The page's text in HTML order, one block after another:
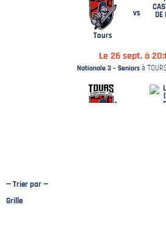
Tours
vs
DE
Le 26 sept. à
Nationale 3 – Seniorsà